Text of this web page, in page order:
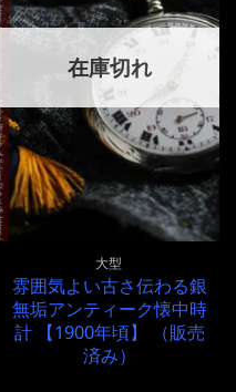
在庫切れ
大型
雰囲気よい古さ伝わる銀
無垢アンティーク懐中時
計 【1900年頃】 （販売
済み）